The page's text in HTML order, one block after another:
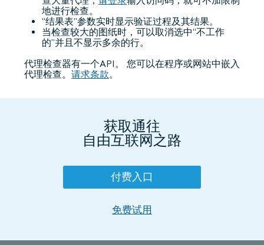
地进行检查。
“结果表”参数实时显示验证过程及其结果。
当检查较大的图纸时，可以取消选中“不工作
的”并且不显示多余的行。
代理检查器有一个API。 您可以在程序或网站中嵌入
代理检查。 请求条款。
获取通往
自由互联网之路
付费入口
免费试用